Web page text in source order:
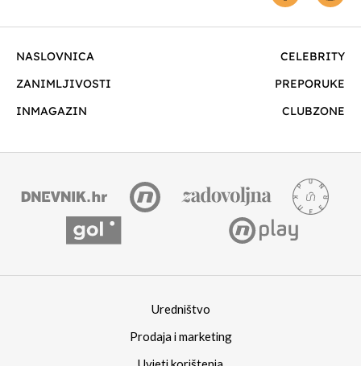
NASLOVNICA
CELEBRITY
ZANIMLJIVOSTI
PREPORUKE
INMAGAZIN
CLUBZONE
Uredništvo
Prodaja i marketing